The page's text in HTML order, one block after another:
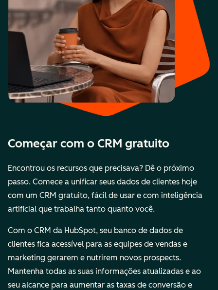
Começar com o CRM gratuito
Encontrou os recursos que precisava? Dê o próximo
passo. Comece a unificar seus dados de clientes hoje
com um CRM gratuito, fácil de usar e com inteligência
artificial que trabalha tanto quanto você.
Com o CRM da HubSpot, seu banco de dados de
clientes fica acessível para as equipes de vendas e
marketing gerarem e nutrirem novos prospects.
Mantenha todas as suas informações atualizadas e ao
seu alcance para aumentar as taxas de conversão e